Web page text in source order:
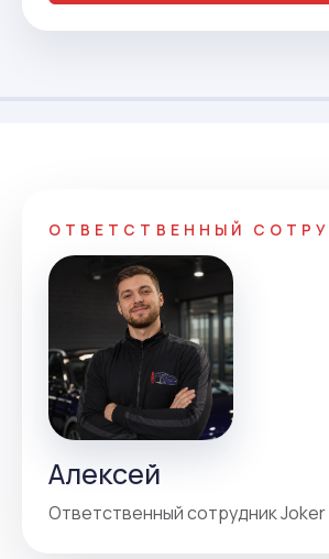
ОТВЕТСТВЕННЫЙ
Алексей
Ответственный сотрудник Joker